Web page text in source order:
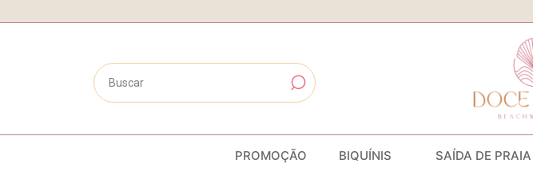
PROMOÇÃO BIQUÍNIS SAÍDA DE PRAIA